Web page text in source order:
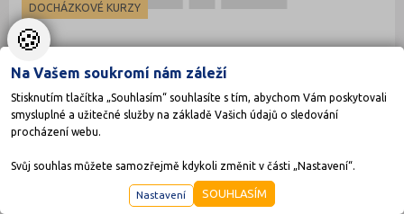
DOCHÁZKOVÉ KURZY
ROLINO, spol.s r.o.
Bratří Čapků 10, 101 00 Praha 10
Ředitel:
DOCHÁZKOVÉ KURZY
🍪
Na Vašem soukromí nám záleží
Stisknutím tlačítka „Souhlasím“ souhlasíte s tím, abychom Vám poskytovali
smysluplné a užitečné služby na základě Vašich údajů o sledování
procházení webu.
Svůj souhlas můžete samozřejmě kdykoli změnit v části „Nastavení“.
Nastavení SOUHLASÍM